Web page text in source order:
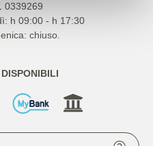
0339269
h 09:00 - h 17:30
chiuso.